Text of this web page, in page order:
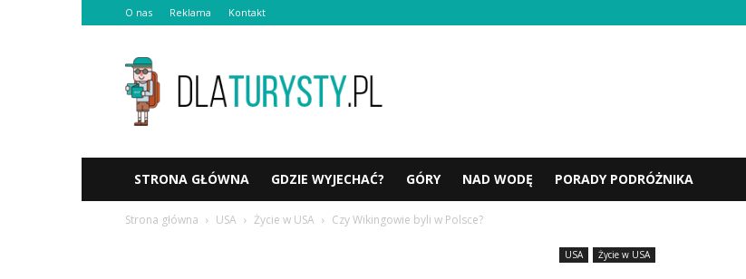
O nas Reklama Kontakt
Dlaturysty.pl
STRONA GŁÓWNA GDZIE WYJECHAĆ? GÓRY NAD WODĘ PORADY PODRÓŻNIKA
Strona główna USA Życie w USA Czy Wikingowie byli w Polsce?
USA Życie w USA